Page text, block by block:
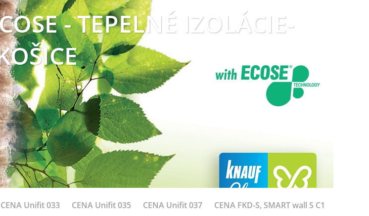
- TEPELNÉ IZOLÁCIE-
CENA Unifit 033 CENA Unifit 035 CENA Unifit 037 CENA FKD-S, SMART wall S C1